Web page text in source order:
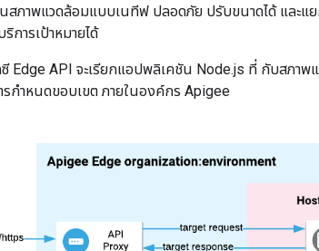
ภาพแวดล้อมแบบเนทีฟ ปลอดภัย ปรับขนาดได้ และแย
การเป้าหมายได้
Edge API จะเรียกแอปพลิเคชัน Node.js ที่ กับสภาพ
รกำหนดขอบเขต ภายในองค์กร Apigee